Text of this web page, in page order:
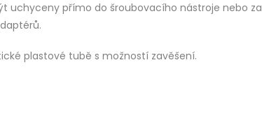
uchyceny přímo do šroubovacího nástroje nebo za
plastové tubě s možností zavěšení.